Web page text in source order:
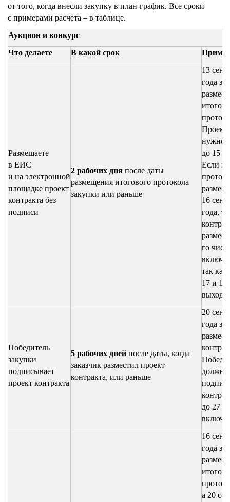
от того, когда внесли закупку в план-график. Все сроки
с примерами расчета – в таблице.
Аукцион и конкурс
Что делаете
В какой срок
Размещаете
в ЕИС
и на электронной
площадке проект
контракта без
подписи
2 рабочих дня после даты
размещения итогового протокола
закупки или раньше
13
года
Проект
нужно
до 15
Если
16
года,
го
так как
17 и 18
Победитель
закупки
подписывает
проект контракта
5 рабочих дней после даты, когда
заказчик разместил проект
контракта, или раньше
20
года
должен
до 27
16
года
а 20